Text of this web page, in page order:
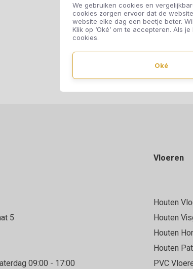
We gebruiken cookies en
cookies zorgen ervoor dat de
website elke dag een beetje beter.
Klik op ‘Oké’ om te accepteren. Als je
cookies.
Oké
Offerte aanvragen
5
09:00 - 17:00
Vloeren
Houten
Houten
Houten
Houten
PVC